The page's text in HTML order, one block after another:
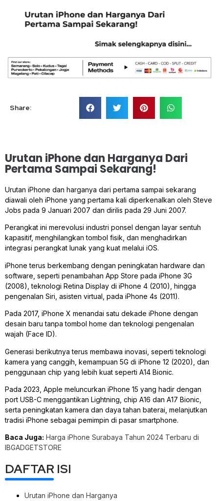
Share:
Urutan iPhone dan Harganya Dari
Pertama Sampai Sekarang!
Urutan iPhone dan harganya dari pertama sampai sekarang
diawali oleh iPhone yang pertama kali diperkenalkan oleh Steve
Jobs pada 9 Januari 2007 dan dirilis pada 29 Juni 2007.
Perangkat ini merevolusi industri ponsel dengan layar sentuh
kapasitif, menghilangkan tombol fisik, dan menghadirkan
integrasi perangkat lunak yang kuat melalui iOS.
iPhone terus berkembang dengan peningkatan hardware dan
software, seperti penambahan App Store pada iPhone 3G
(2008), teknologi Retina Display di iPhone 4 (2010), hingga
pengenalan Siri, asisten virtual, pada iPhone 4s (2011).
Pada 2017, iPhone X menandai satu dekade iPhone dengan
desain baru tanpa tombol home dan teknologi pengenalan
wajah (Face ID).
Generasi berikutnya terus membawa inovasi, seperti teknologi
kamera yang canggih, kemampuan 5G di iPhone 12 (2020), dan
penggunaan chip yang lebih kuat seperti A14 Bionic.
Pada 2023, Apple meluncurkan iPhone 15 yang hadir dengan
port USB-C menggantikan Lightning, chip A16 dan A17 Bionic,
serta peningkatan kamera dan daya tahan baterai, melanjutkan
tradisi iPhone sebagai pemimpin di pasar smartphone.
Baca Juga: Harga iPhone Surabaya Tahun 2024 Terbaru di
IBGADGETSTORE
DAFTAR ISI
Urutan iPhone dan Harganya